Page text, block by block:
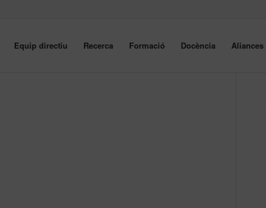
Equip directiu Recerca Formació Docència Aliances